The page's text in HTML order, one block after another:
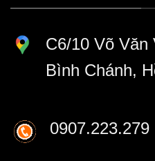
C6/10 Võ Văn
Bình Chánh,